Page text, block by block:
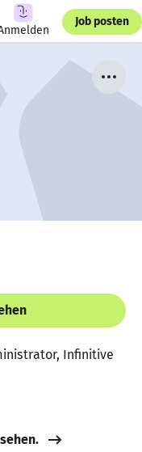
Job posten
Infinitive